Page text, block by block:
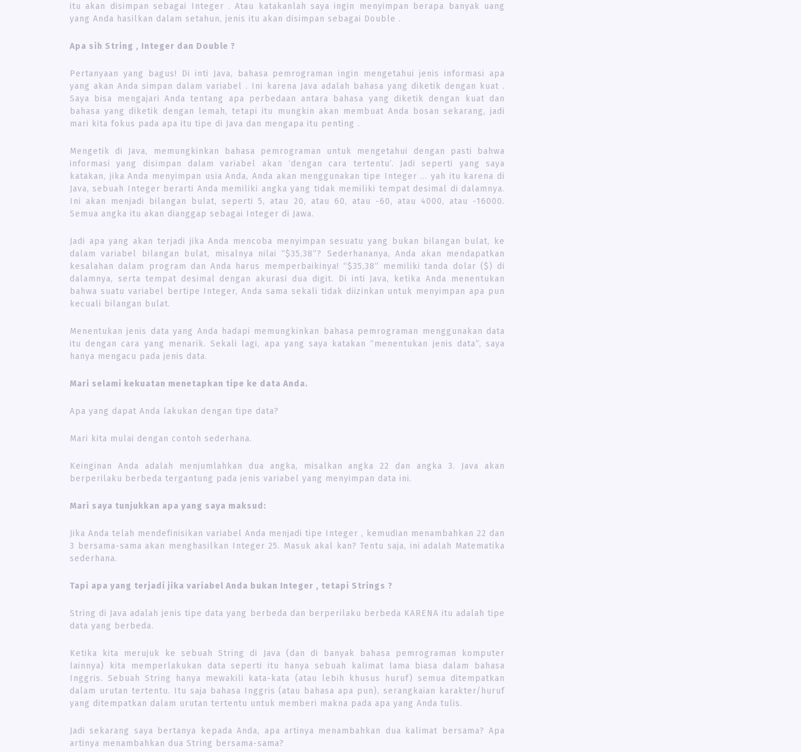
itu akan disimpan sebagai Integer . Atau katakanlah saya ingin menyimpan berapa banyak uang
yang Anda hasilkan dalam setahun, jenis itu akan disimpan sebagai Double .
Apa sih String , Integer dan Double ?
Pertanyaan yang bagus! Di inti Java, bahasa pemrograman ingin mengetahui jenis informasi apa
yang akan Anda simpan dalam variabel . Ini karena Java adalah bahasa yang diketik dengan kuat .
Saya bisa mengajari Anda tentang apa perbedaan antara bahasa yang diketik dengan kuat dan
bahasa yang diketik dengan lemah, tetapi itu mungkin akan membuat Anda bosan sekarang, jadi
mari kita fokus pada apa itu tipe di Java dan mengapa itu penting .
Mengetik di Java, memungkinkan bahasa pemrograman untuk mengetahui dengan pasti bahwa
informasi yang disimpan dalam variabel akan ‘dengan cara tertentu’. Jadi seperti yang saya
katakan, jika Anda menyimpan usia Anda, Anda akan menggunakan tipe Integer … yah itu karena di
Java, sebuah Integer berarti Anda memiliki angka yang tidak memiliki tempat desimal di dalamnya.
Ini akan menjadi bilangan bulat, seperti 5, atau 20, atau 60, atau -60, atau 4000, atau -16000.
Semua angka itu akan dianggap sebagai Integer di Jawa.
Jadi apa yang akan terjadi jika Anda mencoba menyimpan sesuatu yang bukan bilangan bulat, ke
dalam variabel bilangan bulat, misalnya nilai “$35,38”? Sederhananya, Anda akan mendapatkan
kesalahan dalam program dan Anda harus memperbaikinya! “$35,38” memiliki tanda dolar ($) di
dalamnya, serta tempat desimal dengan akurasi dua digit. Di inti Java, ketika Anda menentukan
bahwa suatu variabel bertipe Integer, Anda sama sekali tidak diizinkan untuk menyimpan apa pun
kecuali bilangan bulat.
Menentukan jenis data yang Anda hadapi memungkinkan bahasa pemrograman menggunakan data
itu dengan cara yang menarik. Sekali lagi, apa yang saya katakan “menentukan jenis data”, saya
hanya mengacu pada jenis data.
Mari selami kekuatan menetapkan tipe ke data Anda.
Apa yang dapat Anda lakukan dengan tipe data?
Mari kita mulai dengan contoh sederhana.
Keinginan Anda adalah menjumlahkan dua angka, misalkan angka 22 dan angka 3. Java akan
berperilaku berbeda tergantung pada jenis variabel yang menyimpan data ini.
Mari saya tunjukkan apa yang saya maksud:
Jika Anda telah mendefinisikan variabel Anda menjadi tipe Integer , kemudian menambahkan 22 dan
3 bersama-sama akan menghasilkan Integer 25. Masuk akal kan? Tentu saja, ini adalah Matematika
sederhana.
Tapi apa yang terjadi jika variabel Anda bukan Integer , tetapi Strings ?
String di Java adalah jenis tipe data yang berbeda dan berperilaku berbeda KARENA itu adalah tipe
data yang berbeda.
Ketika kita merujuk ke sebuah String di Java (dan di banyak bahasa pemrograman komputer
lainnya) kita memperlakukan data seperti itu hanya sebuah kalimat lama biasa dalam bahasa
Inggris. Sebuah String hanya mewakili kata-kata (atau lebih khusus huruf) semua ditempatkan
dalam urutan tertentu. Itu saja bahasa Inggris (atau bahasa apa pun), serangkaian karakter/huruf
yang ditempatkan dalam urutan tertentu untuk memberi makna pada apa yang Anda tulis.
Jadi sekarang saya bertanya kepada Anda, apa artinya menambahkan dua kalimat bersama? Apa
artinya menambahkan dua String bersama-sama?